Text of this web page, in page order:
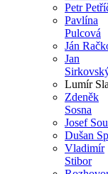
Petr
Pavlína
Pulcová
Ján
Jan
Lumír
Zdeněk
Sosna
Josef
Dušan
Vladimír
Stibor